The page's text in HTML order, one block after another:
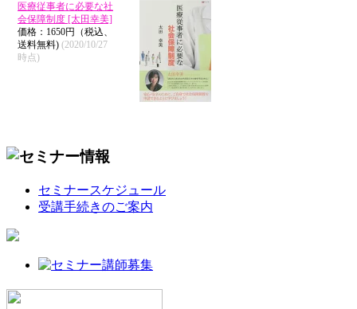
医療従事者に必要な社
会保障制度 [太田幸美]
価格：1650円（税込、
送料無料) (2020/10/27
時点)
セミナースケジュール
受講手続きのご案内